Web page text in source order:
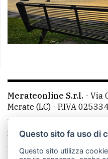
Merateonline S.r.l. - Via
Merate (LC) - P.IVA
Telefono:
mail:
La redazione
Questo sito fa uso di
Questo sito utilizza